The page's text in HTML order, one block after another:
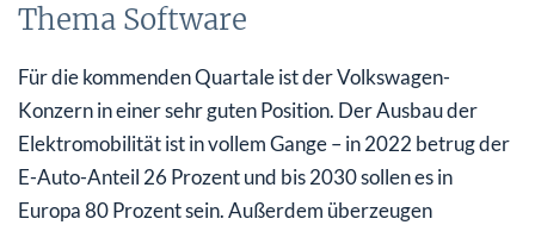
Thema Software
Für die kommenden Quartale ist der Volkswagen-
Konzern in einer sehr guten Position. Der Ausbau der
Elektromobilität ist in vollem Gange – in 2022 betrug der
E-Auto-Anteil 26 Prozent und bis 2030 sollen es in
Europa 80 Prozent sein. Außerdem überzeugen